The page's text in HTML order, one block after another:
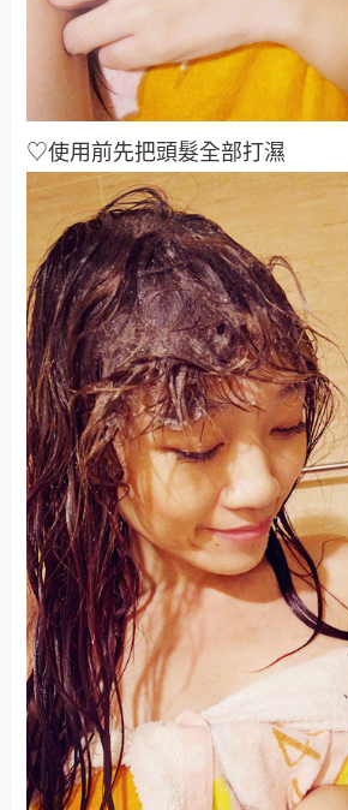
♡使用前先把頭髮全部打濕